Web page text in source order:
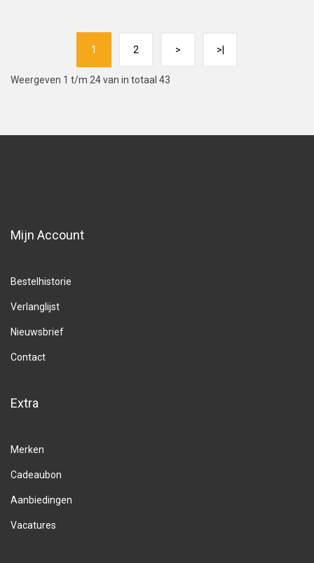
1 2 > >|
Weergeven 1 t/m 24 van in totaal 43
Mijn Account
Bestelhistorie
Verlanglijst
Nieuwsbrief
Contact
Extra
Merken
Cadeaubon
Aanbiedingen
Vacatures